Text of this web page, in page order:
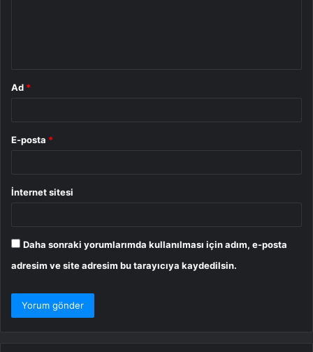
Ad *
E-posta *
İnternet sitesi
Daha sonraki yorumlarımda kullanılması için adım, e-posta
adresim ve site adresim bu tarayıcıya kaydedilsin.